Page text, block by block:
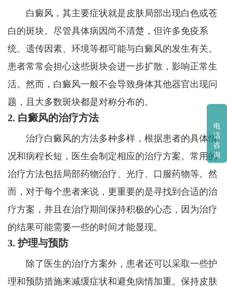
白癜风，其主要症状就是皮肤局部出现白色或苍
白的斑块。尽管具体病因尚不清楚，但许多免疫系
统、遗传因素、环境等都可能与白癜风的发生有关。
患者常常会担心这些斑块会进一步扩散，影响正常生
活。然而，白癜风一般不会导致身体其他器官出现问
题，且大多数斑块都是对称分布的。
2. 白癜风的治疗方法
治疗白癜风的方法多种多样，根据患者的具体情
况和病程长短，医生会制定相应的治疗方案。常用的
治疗方法包括局部药物治疗、光疗、口服药物等。然
而，对于每个患者来说，更重要的是寻找到合适的治
疗方案，并且在治疗期间保持积极的心态，因为治疗
的结果可能需要一些的时间才能显现。
3. 护理与预防
除了医生的治疗方案外，患者还可以采取一些护
理和预防措施来减缓症状和避免病情加重。保持皮肤
电
话
咨
询